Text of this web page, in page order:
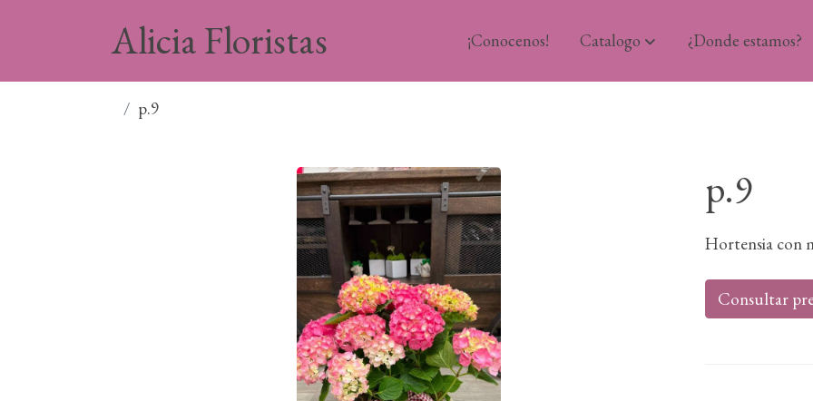
Alicia Floristas ¡Conocenos! Catalogo ¿Donde estamos?
p.9
p.9
Hortensia con
Consultar